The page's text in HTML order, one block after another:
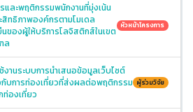
และพฤติกรรมพนักงานที่มุ่งเน้น
ทธิภาพองค์กรตามโมเดล
องผู้ให้บริการโลจิสติกส์ในเขต
ล
หัวหน้าโครงการ
านระบบการนำเสนอข้อมูลเว็บไซต์
บการท่องเที่ยวที่ส่งผลต่อพฤติกรรม
องเที่ยว
ผู้ร่วมวิจัย